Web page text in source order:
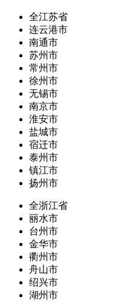
全江苏省
连云港市
南通市
苏州市
常州市
徐州市
无锡市
南京市
淮安市
盐城市
宿迁市
泰州市
镇江市
扬州市
全浙江省
丽水市
台州市
金华市
衢州市
舟山市
绍兴市
湖州市